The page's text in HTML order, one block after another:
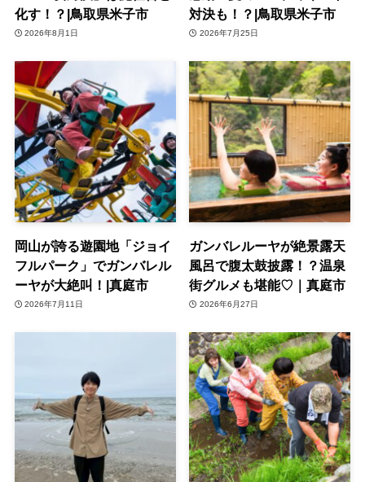
化す！？|鳥取県米子市
2026年8月1日
対決も！？|鳥取県米子市
2026年7月25日
岡山が誇る遊園地「ジョイ
フルパーク」でガンバレル
ーヤが大絶叫！|真庭市
2026年7月11日
ガンバレルーヤが絶景露天
風呂で腹太鼓披露！？温泉
街グルメも堪能♡｜真庭市
2026年6月27日